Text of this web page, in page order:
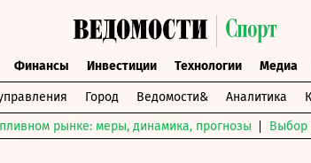
Финансы Инвестиции Технологии Медиа
Город Ведомости& Аналитика
рынке: меры, динамика, прогнозы Выбор